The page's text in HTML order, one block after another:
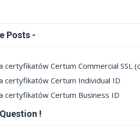
Posts -
certyfikatów Certum Commercial SSL
certyfikatów Certum Individual ID
certyfikatów Certum Business ID
!